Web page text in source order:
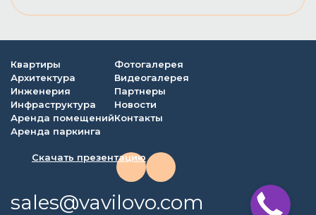
Квартиры
Архитектура
Инженерия
Инфраструктура
Аренда помещений
Аренда паркинга
Фотогалерея
Видеогалерея
Партнеры
Новости
Контакты
Скачать презентацию
sales@vavilovo.com